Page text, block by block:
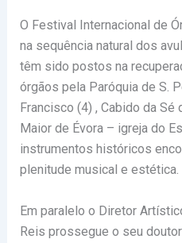
O Festival Internacional de
na sequência natural dos
têm sido postos na
órgãos pela Paróquia de S.
Francisco (4) , Cabido da Sé
Maior de Évora – igreja do
instrumentos históricos
plenitude musical e estética.
Em paralelo o Diretor
Reis prossegue o seu